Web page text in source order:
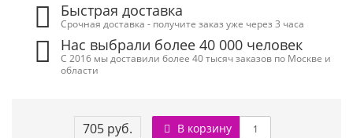
Быстрая доставка
Срочная доставка - получите заказ уже через 3 часа
Нас выбрали более 40 000 человек
С 2016 мы доставили более 40 тысяч заказов по Москве и
области
705 руб. В корзину